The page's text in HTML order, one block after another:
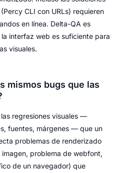
CLI con URLs) requieren
en línea. Delta-QA es
interfaz web es suficiente para
visuales.
mismos bugs que las
regresiones visuales —
fuentes, márgenes — que un
problemas de renderizado
problema de webfont,
de un navegador) que